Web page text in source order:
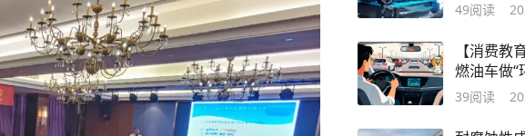
49阅读
【消费教
燃油车做“
数揭秘真
39阅读